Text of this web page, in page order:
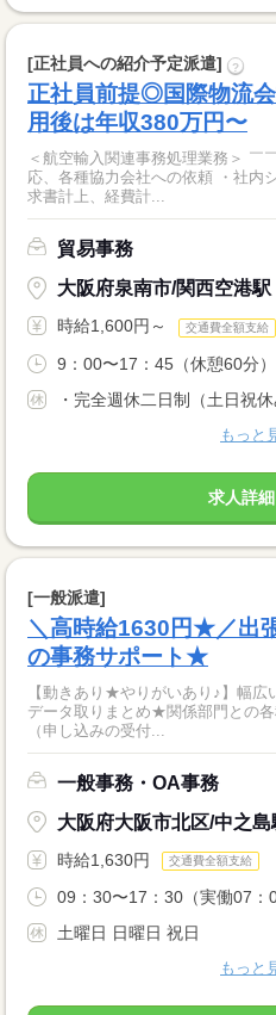
[正社員への紹介予定派遣] ?
正社員前提◎国際物流
用後は年収380万円〜
＜航空輸入関連事務処理業務＞ ￣￣￣￣￣￣￣￣￣￣￣ ・顧客対
応、各種協力会社への依頼 ・社内
求書計上、経費計...
貿易事務
大阪府泉南市/関西空港駅
時給1,600円～ 交通費全額支給
9：00〜17：45（休憩60分）
・完全週休二日制（土日祝休
もっと
求人詳
[一般派遣]
＼高時給1630円★／出
の事務サポート★
【動きあり★やりがいあり♪】幅
データ取りまとめ★関係部門との
（申し込みの受付...
一般事務・OA事務
大阪府大阪市北区/中之島
時給1,630円 交通費全額支給
09：30〜17：30（実働07：
土曜日 日曜日 祝日
もっと